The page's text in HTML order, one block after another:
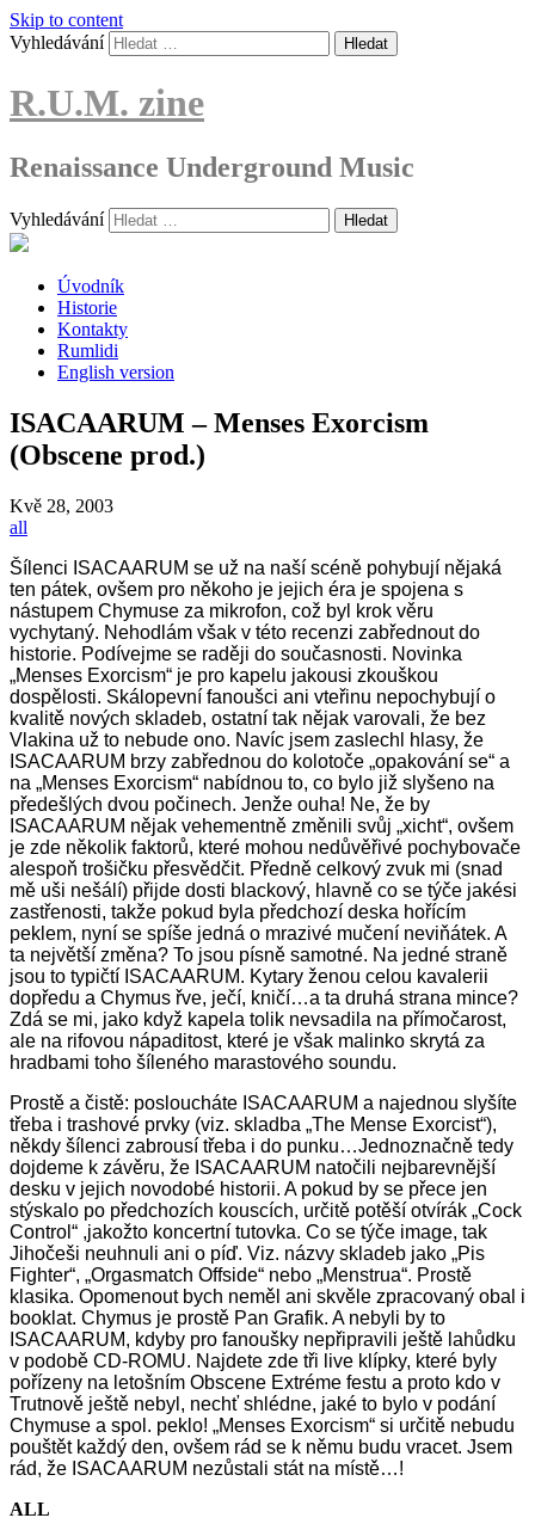
Skip to content
Vyhledávání
R.U.M. zine
Renaissance Underground Music
Vyhledávání
Úvodník
Historie
Kontakty
Rumlidi
English version
ISACAARUM – Menses Exorcism
(Obscene prod.)
Kvě 28, 2003
all
Šílenci ISACAARUM se už na naší scéně pohybují nějaká
ten pátek, ovšem pro někoho je jejich éra je spojena s
nástupem Chymuse za mikrofon, což byl krok věru
vychytaný. Nehodlám však v této recenzi zabřednout do
historie. Podívejme se raději do současnosti. Novinka
„Menses Exorcism“ je pro kapelu jakousi zkouškou
dospělosti. Skálopevní fanoušci ani vteřinu nepochybují o
kvalitě nových skladeb, ostatní tak nějak varovali, že bez
Vlakina už to nebude ono. Navíc jsem zaslechl hlasy, že
ISACAARUM brzy zabřednou do kolotoče „opakování se“ a
na „Menses Exorcism“ nabídnou to, co bylo již slyšeno na
předešlých dvou počinech. Jenže ouha! Ne, že by
ISACAARUM nějak vehementně změnili svůj „xicht“, ovšem
je zde několik faktorů, které mohou nedůvěřivé pochybovače
alespoň trošičku přesvědčit. Předně celkový zvuk mi (snad
mě uši nešálí) přijde dosti blackový, hlavně co se týče jakési
zastřenosti, takže pokud byla předchozí deska hořícím
peklem, nyní se spíše jedná o mrazivé mučení neviňátek. A
ta největší změna? To jsou písně samotné. Na jedné straně
jsou to typičtí ISACAARUM. Kytary ženou celou kavalerii
dopředu a Chymus řve, ječí, kničí…a ta druhá strana mince?
Zdá se mi, jako když kapela tolik nevsadila na přímočarost,
ale na rifovou nápaditost, které je však malinko skrytá za
hradbami toho šíleného marastového soundu.
Prostě a čistě: posloucháte ISACAARUM a najednou slyšíte
třeba i trashové prvky (viz. skladba „The Mense Exorcist“),
někdy šílenci zabrousí třeba i do punku…Jednoznačně tedy
dojdeme k závěru, že ISACAARUM natočili nejbarevnější
desku v jejich novodobé historii. A pokud by se přece jen
stýskalo po předchozích kouscích, určitě potěší otvírák „Cock
Control“ ,jakožto koncertní tutovka. Co se týče image, tak
Jihočeši neuhnuli ani o píď. Viz. názvy skladeb jako „Pis
Fighter“, „Orgasmatch Offside“ nebo „Menstrua“. Prostě
klasika. Opomenout bych neměl ani skvěle zpracovaný obal i
booklat. Chymus je prostě Pan Grafik. A nebyli by to
ISACAARUM, kdyby pro fanoušky nepřipravili ještě lahůdku
v podobě CD-ROMU. Najdete zde tři live klípky, které byly
pořízeny na letošním Obscene Extréme festu a proto kdo v
Trutnově ještě nebyl, nechť shlédne, jaké to bylo v podání
Chymuse a spol. peklo! „Menses Exorcism“ si určitě nebudu
pouštět každý den, ovšem rád se k němu budu vracet. Jsem
rád, že ISACAARUM nezůstali stát na místě…!
ALL